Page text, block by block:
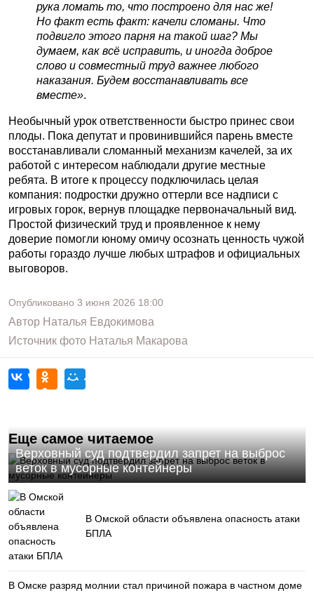
рука ломать то, что построено для нас же!
Но факт есть факт: качели сломаны. Что
подвигло этого парня на такой шаг? Мы
думаем, как всё исправить, и иногда доброе
слово и совместный труд важнее любого
наказания. Будем восстанавливать все
вместе».
Необычный урок ответственности быстро принес свои
плоды. Пока депутат и провинившийся парень вместе
восстанавливали сломанный механизм качелей, за их
работой с интересом наблюдали другие местные
ребята. В итоге к процессу подключилась целая
компания: подростки дружно оттерли все надписи с
игровых горок, вернув площадке первоначальный вид.
Простой физический труд и проявленное к нему
доверие помогли юному омичу осознать ценность чужой
работы гораздо лучше любых штрафов и официальных
выговоров.
Опубликовано 3 июня 2026 18:00
Автор Наталья Евдокимова
Источник фото Наталья Макарова
Еще самое читаемое
Верховный суд подтвердил запрет на выброс
веток в мусорные контейнеры
В Омской области объявлена опасность атаки
БПЛА
В Омске разряд молнии стал причиной пожара в частном доме